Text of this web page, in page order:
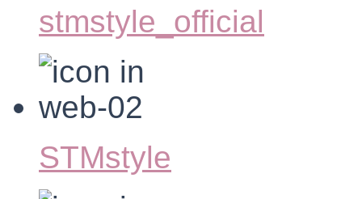
stmstyle_official
STMstyle